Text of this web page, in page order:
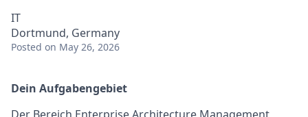
IT
Dortmund, Germany
Posted on May 26, 2026
Dein Aufgabengebiet